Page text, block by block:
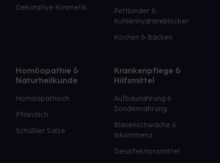
Dekorative Kosmetik
Fettbinder &
Kohlenhydrateblocker
Kochen & Backen
Homöopathie &
Naturheilkunde
Homöopathisch
Pflanzlich
Schüßler Salze
Krankenpflege &
Hilfsmittel
Aufbaunahrung &
Sondennahrung
Blasenschwäche &
Inkontinenz
Desinfektionsmittel